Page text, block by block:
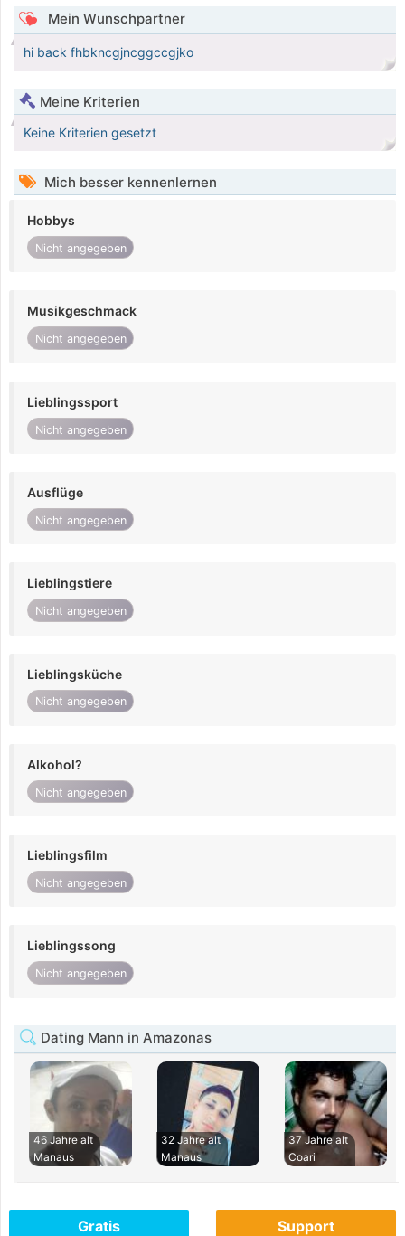
Mein Wunschpartner
hi back fhbkncgjncggccgjko
Meine Kriterien
Keine Kriterien gesetzt
Mich besser kennenlernen
Hobbys
Nicht angegeben
Musikgeschmack
Nicht angegeben
Lieblingssport
Nicht angegeben
Ausflüge
Nicht angegeben
Lieblingstiere
Nicht angegeben
Lieblingsküche
Nicht angegeben
Alkohol?
Nicht angegeben
Lieblingsfilm
Nicht angegeben
Lieblingssong
Nicht angegeben
Dating Mann in Amazonas
46 Jahre alt
Manaus
32 Jahre alt
Manaus
37 Jahre alt
Coari
Gratis Support